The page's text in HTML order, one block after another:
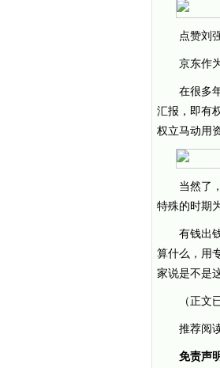
点赞刘
京东作
在很多
汇报，即有
权立马动用
当然了
特殊的时期
有钱出
算什么，用
家说是不是
（正文
推荐阅
免责声